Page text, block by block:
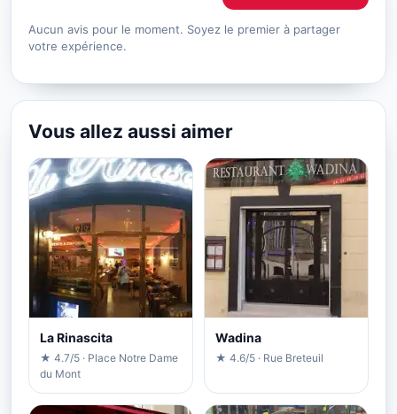
Aucun avis pour le moment. Soyez le premier à partager
votre expérience.
Vous allez aussi aimer
La Rinascita
★ 4.7/5 · Place Notre Dame
du Mont
Wadina
★ 4.6/5 · Rue Breteuil